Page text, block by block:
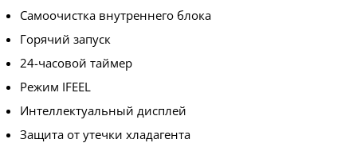
Самоочистка внутреннего блока
Горячий запуск
24-часовой таймер
Режим IFEEL
Интеллектуальный дисплей
Защита от утечки хладагента